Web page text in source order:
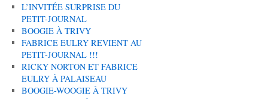
L’INVITÉE SURPRISE DU
PETIT-JOURNAL
BOOGIE À TRIVY
FABRICE EULRY REVIENT AU
PETIT-JOURNAL !!!
RICKY NORTON ET FABRICE
EULRY À PALAISEAU
BOOGIE-WOOGIE À TRIVY